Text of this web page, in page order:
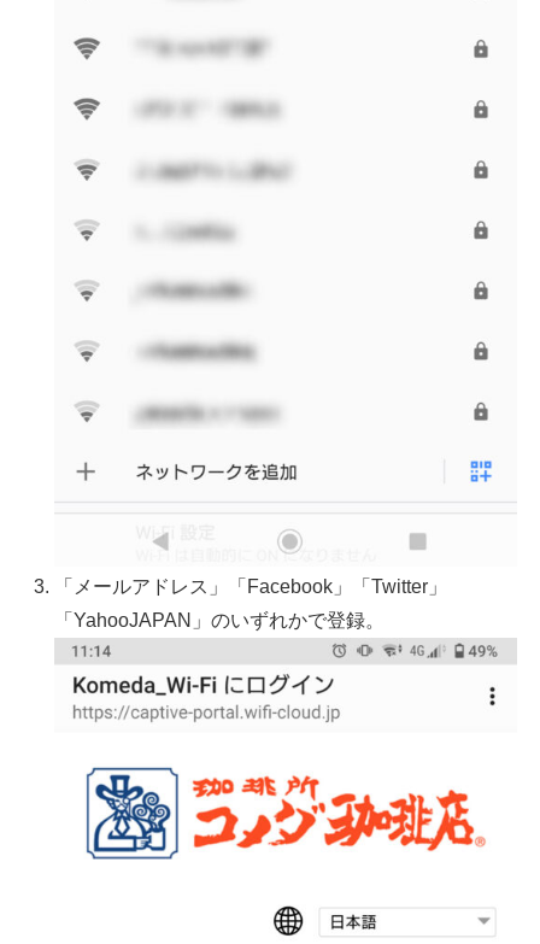
「メールアドレス」「Facebook」「Twitter」
「YahooJAPAN」のいずれかで登録。